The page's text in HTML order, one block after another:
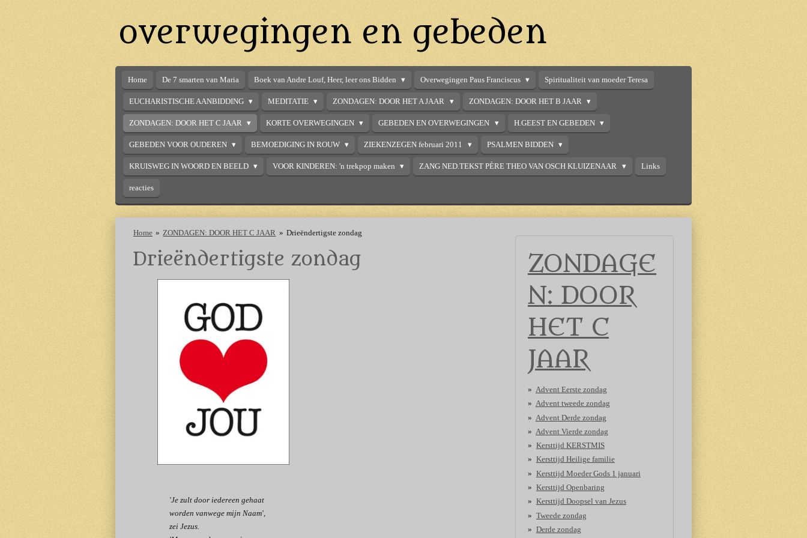
overwegingen en gebeden
Home De 7 smarten van Maria Boek van Andre Louf, Heer, leer ons Bidden Overwegingen Paus Franciscus Spiritualiteit van moeder Teresa
EUCHARISTISCHE AANBIDDING MEDITATIE ZONDAGEN: DOOR HET A JAAR ZONDAGEN: DOOR HET B JAAR
ZONDAGEN: DOOR HET C JAAR KORTE OVERWEGINGEN GEBEDEN EN OVERWEGINGEN H.GEEST EN GEBEDEN
GEBEDEN VOOR OUDEREN BEMOEDIGING IN ROUW ZIEKENZEGEN februari 2011 PSALMEN BIDDEN
KRUISWEG IN WOORD EN BEELD VOOR KINDEREN: 'n trekpop maken ZANG NED.TEKST PÈRE THEO VAN OSCH KLUIZENAAR Links
reacties
Home » ZONDAGEN: DOOR HET C JAAR » Drieëndertigste zondag
Drieëndertigste zondag
'Je zult door iedereen gehaat
worden vanwege mijn Naam',
zei Jezus.
ZONDAGE
N: DOOR
HET C
JAAR
Advent Eerste zondag
Advent tweede zondag
Advent Derde zondag
Advent Vierde zondag
Kersttijd KERSTMIS
Kersttijd Heilige familie
Kersttijd Moeder Gods 1 januari
Kersttijd Openbaring
Kersttijd Doopsel van Jezus
Tweede zondag
Derde zondag